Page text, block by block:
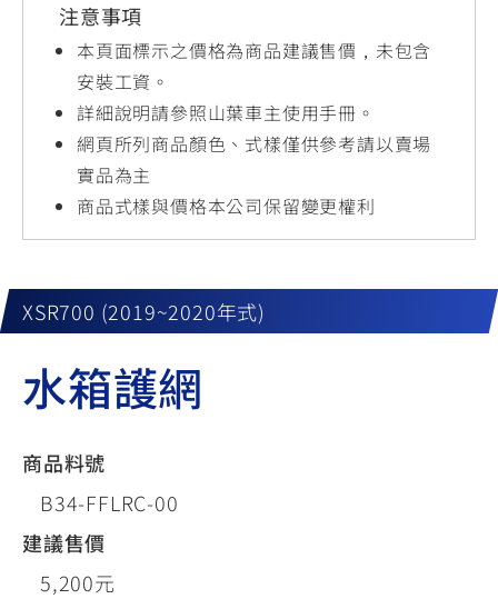
150
MT-
251~549
MT-
150
150
RS NEO
125
注意事項
本頁面標示之價格為商品建議售價，未包含
安裝工資。
詳細說明請參照山葉車主使用手冊。
網頁所列商品顏色、式樣僅供參考請以賣場
實品為主
商品式樣與價格本公司保留變更權利
XSR700 (2019~2020年式)
水箱護網
商品料號
B34-FFLRC-00
建議售價
5,200元